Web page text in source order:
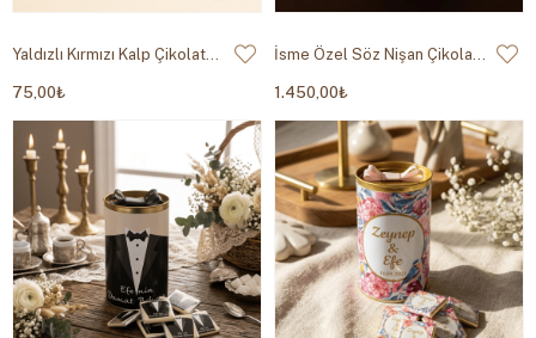
Yaldızlı Kırmızı Kalp Çikolata 30g
75,00₺
İsme Özel Söz Nişan Çikolatası Metal Kutu
1.450,00₺